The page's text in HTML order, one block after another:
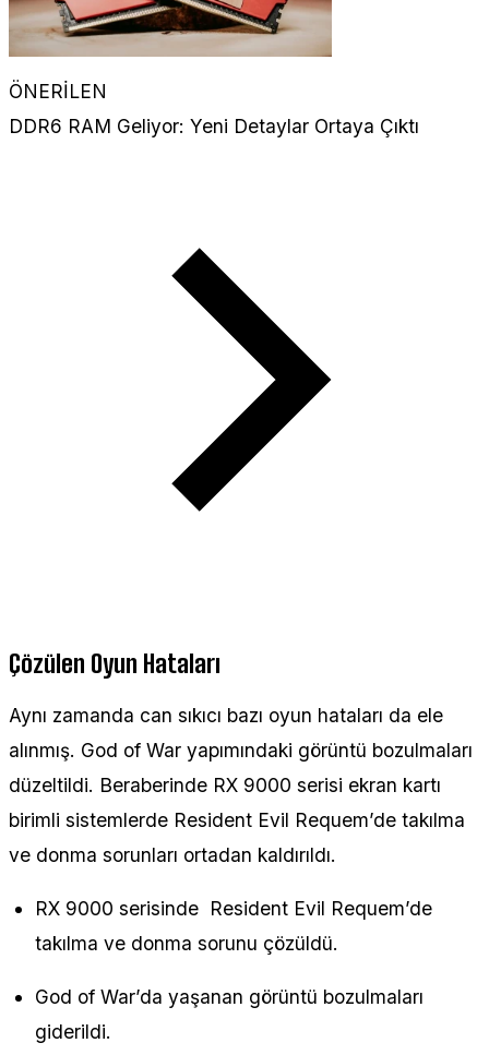
ÖNERİLEN
DDR6 RAM Geliyor: Yeni Detaylar Ortaya Çıktı
Çözülen Oyun Hataları
Aynı zamanda can sıkıcı bazı oyun hataları da ele
alınmış. God of War yapımındaki görüntü bozulmaları
düzeltildi. Beraberinde RX 9000 serisi ekran kartı
birimli sistemlerde Resident Evil Requem’de takılma
ve donma sorunları ortadan kaldırıldı.
RX 9000 serisinde Resident Evil Requem’de
takılma ve donma sorunu çözüldü.
God of War’da yaşanan görüntü bozulmaları
giderildi.